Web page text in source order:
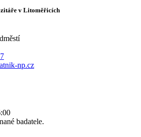
v Litoměřicích
np.cz
badatele.